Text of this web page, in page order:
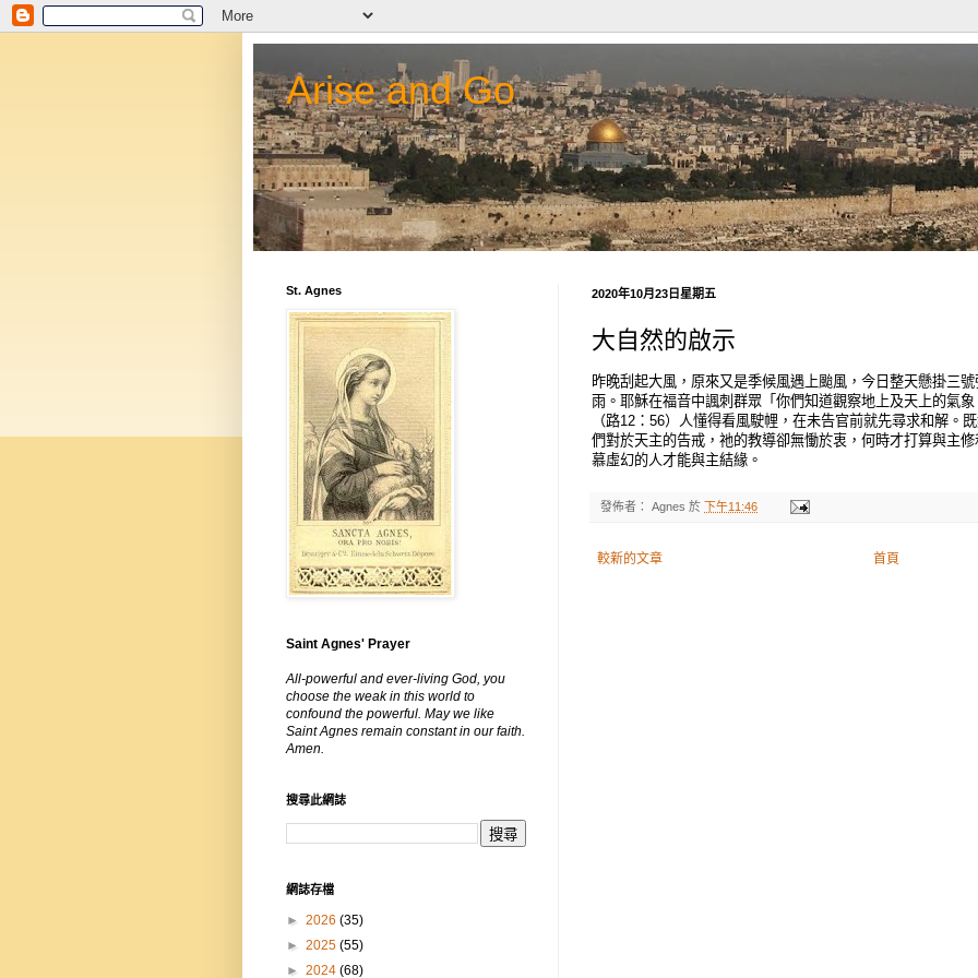
Arise and Go
2020年10月23日星期五
大自然的啟示
昨晚刮起大風，原來又是季候風遇上颱風，今日整天懸掛三
雨。耶穌在福音中諷刺群眾「你們知道觀察地上及天上的氣象
（路12：56）人懂得看風駛𢃇，在未告官前就先尋求和解。
們對於天主的告戒，祂的教導卻無慟於衷，何時才打算與主
慕虛幻的人才能與主結緣。
發佈者： Agnes 於 下午11:46
較新的文章 首頁
St. Agnes
Saint Agnes' Prayer
All-powerful and ever-living God, you
choose the weak in this world to
confound the powerful. May we like
Saint Agnes remain constant in our faith.
Amen.
搜尋此網誌
網誌存檔
► 2026 (35)
► 2025 (55)
► 2024 (68)